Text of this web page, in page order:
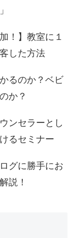
！】教室に１
した方法
るのか？ベビ
か？
ンセラーとし
るセミナー
グに勝手にお
説！